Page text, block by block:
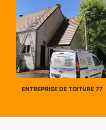
ENTREPRISE DE TOITURE 77